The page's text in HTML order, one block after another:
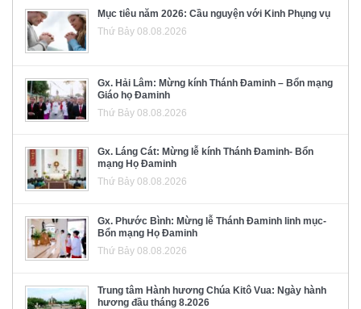
Mục tiêu năm 2026: Cầu nguyện với Kinh Phụng vụ
Thứ Bảy 08.08.2026
Gx. Hải Lâm: Mừng kính Thánh Đaminh – Bổn mạng
Giáo họ Đaminh
Thứ Bảy 08.08.2026
Gx. Láng Cát: Mừng lễ kính Thánh Đaminh- Bổn
mạng Họ Đaminh
Thứ Bảy 08.08.2026
Gx. Phước Bình: Mừng lễ Thánh Đaminh linh mục-
Bổn mạng Họ Đaminh
Thứ Bảy 08.08.2026
Trung tâm Hành hương Chúa Kitô Vua: Ngày hành
hương đầu tháng 8.2026